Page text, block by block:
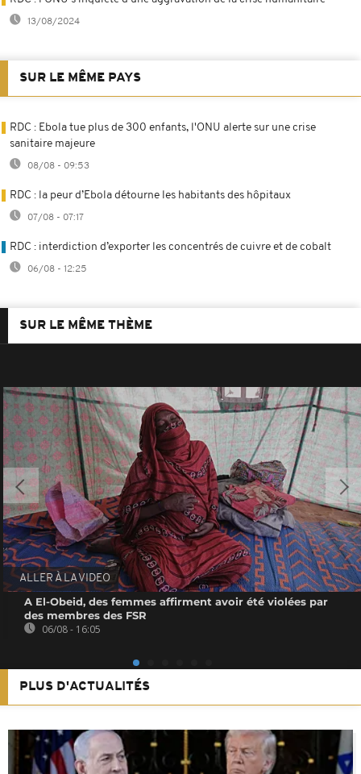
13/08/2024
SUR LE MÊME PAYS
RDC : Ebola tue plus de 300 enfants, l'ONU alerte sur une crise
sanitaire majeure
08/08 - 09:53
RDC : la peur d’Ebola détourne les habitants des hôpitaux
07/08 - 07:17
RDC : interdiction d’exporter les concentrés de cuivre et de cobalt
06/08 - 12:25
SUR LE MÊME THÈME
ALLER À LA VIDEO
A El-Obeid, des femmes affirment avoir été violées par
des membres des FSR
06/08 - 16:05
PLUS D'ACTUALITÉS